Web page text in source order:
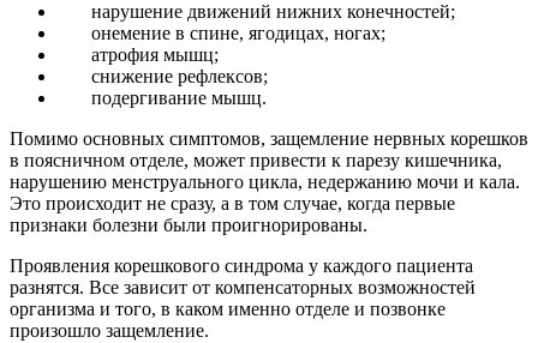
нарушение движений нижних конечностей;
онемение в спине, ягодицах, ногах;
атрофия мышц;
снижение рефлексов;
подергивание мышц.
Помимо основных симптомов, защемление нервных корешков
в поясничном отделе, может привести к парезу кишечника,
нарушению менструального цикла, недержанию мочи и кала.
Это происходит не сразу, а в том случае, когда первые
признаки болезни были проигнорированы.
Проявления корешкового синдрома у каждого пациента
разнятся. Все зависит от компенсаторных возможностей
организма и того, в каком именно отделе и позвонке
произошло защемление.